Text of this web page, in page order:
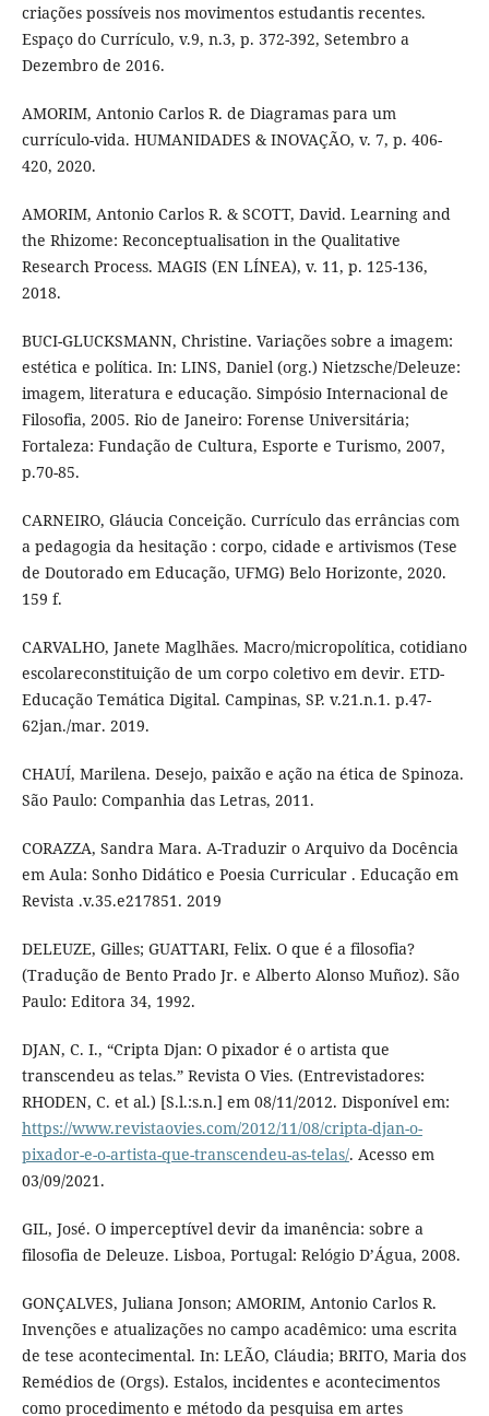
criações possíveis nos movimentos estudantis recentes.
Espaço do Currículo, v.9, n.3, p. 372-392, Setembro a
Dezembro de 2016.
AMORIM, Antonio Carlos R. de Diagramas para um
currículo-vida. HUMANIDADES & INOVAÇÃO, v. 7, p. 406-
420, 2020.
AMORIM, Antonio Carlos R. & SCOTT, David. Learning and
the Rhizome: Reconceptualisation in the Qualitative
Research Process. MAGIS (EN LÍNEA), v. 11, p. 125-136,
2018.
BUCI-GLUCKSMANN, Christine. Variações sobre a imagem:
estética e política. In: LINS, Daniel (org.) Nietzsche/Deleuze:
imagem, literatura e educação. Simpósio Internacional de
Filosofia, 2005. Rio de Janeiro: Forense Universitária;
Fortaleza: Fundação de Cultura, Esporte e Turismo, 2007,
p.70-85.
CARNEIRO, Gláucia Conceição. Currículo das errâncias com
a pedagogia da hesitação : corpo, cidade e artivismos (Tese
de Doutorado em Educação, UFMG) Belo Horizonte, 2020.
159 f.
CARVALHO, Janete Maglhães. Macro/micropolítica, cotidiano
escolareconstituição de um corpo coletivo em devir. ETD-
Educação Temática Digital. Campinas, SP. v.21.n.1. p.47-
62jan./mar. 2019.
CHAUÍ, Marilena. Desejo, paixão e ação na ética de Spinoza.
São Paulo: Companhia das Letras, 2011.
CORAZZA, Sandra Mara. A-Traduzir o Arquivo da Docência
em Aula: Sonho Didático e Poesia Curricular . Educação em
Revista .v.35.e217851. 2019
DELEUZE, Gilles; GUATTARI, Felix. O que é a filosofia?
(Tradução de Bento Prado Jr. e Alberto Alonso Muñoz). São
Paulo: Editora 34, 1992.
DJAN, C. I., “Cripta Djan: O pixador é o artista que
transcendeu as telas.” Revista O Vies. (Entrevistadores:
RHODEN, C. et al.) [S.l.:s.n.] em 08/11/2012. Disponível em:
https://www.revistaovies.com/2012/11/08/cripta-djan-o-
pixador-e-o-artista-que-transcendeu-as-telas/. Acesso em
03/09/2021.
GIL, José. O imperceptível devir da imanência: sobre a
filosofia de Deleuze. Lisboa, Portugal: Relógio D’Água, 2008.
GONÇALVES, Juliana Jonson; AMORIM, Antonio Carlos R.
Invenções e atualizações no campo acadêmico: uma escrita
de tese acontecimental. In: LEÃO, Cláudia; BRITO, Maria dos
Remédios de (Orgs). Estalos, incidentes e acontecimentos
como procedimento e método da pesquisa em artes